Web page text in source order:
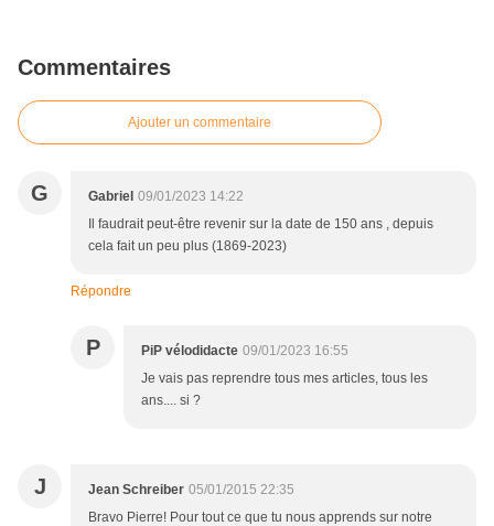
Commentaires
Ajouter un commentaire
G Gabriel 09/01/2023 14:22
Il faudrait peut-être revenir sur la date de 150 ans , depuis
cela fait un peu plus (1869-2023)
Répondre
P PiP vélodidacte 09/01/2023 16:55
Je vais pas reprendre tous mes articles, tous les
ans.... si ?
J Jean Schreiber 05/01/2015 22:35
Bravo Pierre! Pour tout ce que tu nous apprends sur notre